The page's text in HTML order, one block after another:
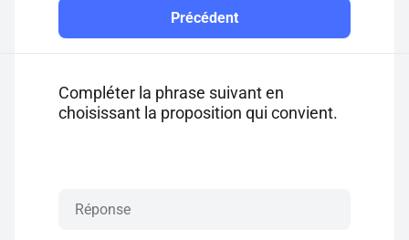
Précédent
Compléter la phrase suivant en
choisissant la proposition qui convient.